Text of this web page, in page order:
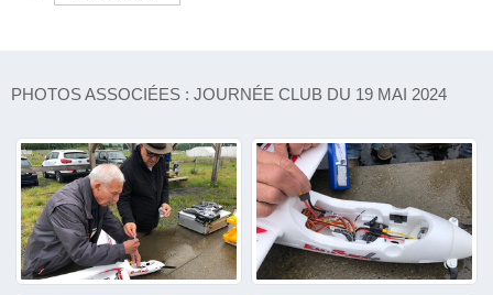
PHOTOS ASSOCIÉES : JOURNÉE CLUB DU 19 MAI 2024